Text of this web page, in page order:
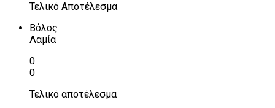
Τελικό Αποτέλεσμα
Βόλος
Λαμία
0
0
Τελικό αποτέλεσμα